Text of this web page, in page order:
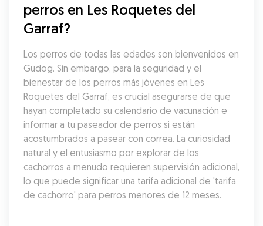
perros en Les Roquetes del
Garraf?
Los perros de todas las edades son bienvenidos en
Gudog. Sin embargo, para la seguridad y el
bienestar de los perros más jóvenes en Les
Roquetes del Garraf, es crucial asegurarse de que
hayan completado su calendario de vacunación e
informar a tu paseador de perros si están
acostumbrados a pasear con correa. La curiosidad
natural y el entusiasmo por explorar de los
cachorros a menudo requieren supervisión adicional,
lo que puede significar una tarifa adicional de 'tarifa
de cachorro' para perros menores de 12 meses.